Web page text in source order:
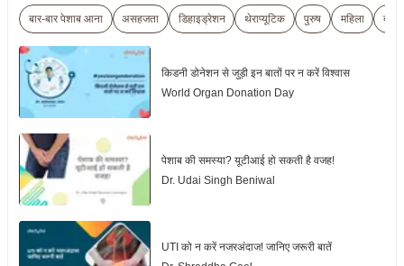
बार-बार पेशाब आना असहजता डिहाइड्रेशन थेराप्यूटिक पुरुष महिला बुज़ुर्ग
किडनी डोनेशन से जुड़ी इन बातों पर न करें विश्वास
World Organ Donation Day
पेशाब की समस्या? यूटीआई हो सकती है वजह!
Dr. Udai Singh Beniwal
UTI को न करें नजरअंदाज! जानिए जरूरी बातें